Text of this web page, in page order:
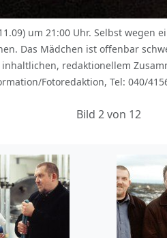
um 21:00 Uhr. Selbst
Das Mädchen ist offenbar
redaktionellem
Fotoredaktion, Tel: 040/
Bild 2 von 12